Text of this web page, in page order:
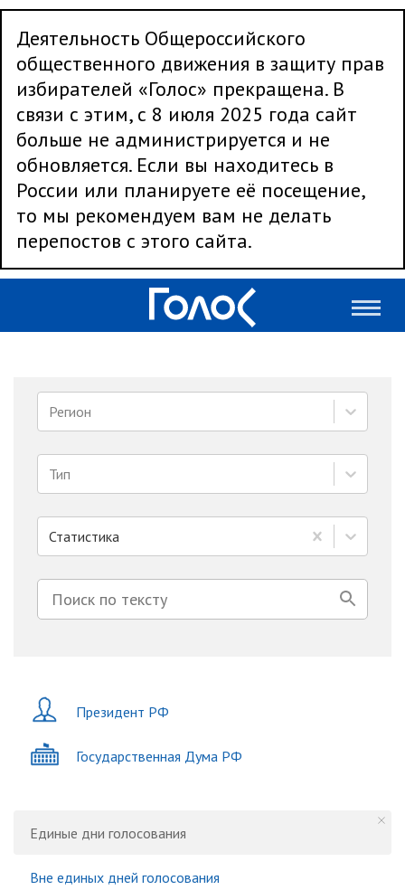
Деятельность Общероссийского
общественного движения в защиту прав
избирателей «Голос» прекращена. В
связи с этим, с 8 июля 2025 года сайт
больше не администрируется и не
обновляется. Если вы находитесь в
России или планируете её посещение,
то мы рекомендуем вам не делать
перепостов с этого сайта.
Регион
Тип
Статистика
Президент РФ
Государственная Дума РФ
Единые дни голосования
Вне единых дней голосования